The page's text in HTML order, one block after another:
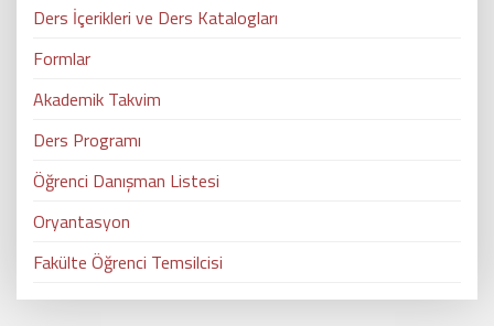
Ders İçerikleri ve Ders Katalogları
Formlar
Akademik Takvim
Ders Programı
Öğrenci Danışman Listesi
Oryantasyon
Fakülte Öğrenci Temsilcisi